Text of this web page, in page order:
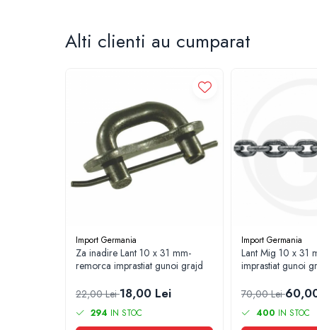
2.1.1. Semănătoare
2.1.4. Grapă rotativă și cu discuri
2.1.7. Tocator forestier si concasor de
Alti clienti au cumparat
Import Germania
Za inadire Lant 10 x 31 mm-
remorca imprastiat gunoi grajd
22,00 Lei18,00 Lei
294 IN STOC
Import Germania
Lant Mig 10 x 31
imprastiat gunoi
70,00 Lei
400 IN STOC